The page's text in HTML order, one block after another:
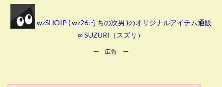
wzSHOIP ( wz26:うちの次男 )のオリジナルアイテム通販
∞ SUZURI（スズリ）
ー 広告 ー